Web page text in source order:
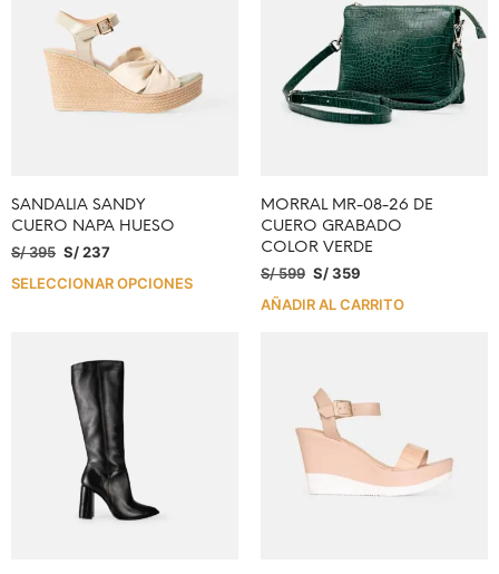
SANDALIA SANDY
CUERO NAPA HUESO
S/395 S/237
SELECCIONAR OPCIONES
MORRAL MR-08-26 DE
CUERO GRABADO
COLOR VERDE
S/599 S/359
AÑADIR AL CARRITO